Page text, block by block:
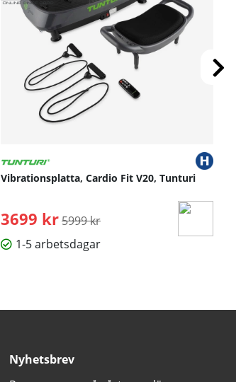
Vibrationsplatta, Cardio Fit V20, Tunturi
3699 kr Ordinarie pris:
5999 kr
1-5 arbetsdagar
Nyhetsbrev